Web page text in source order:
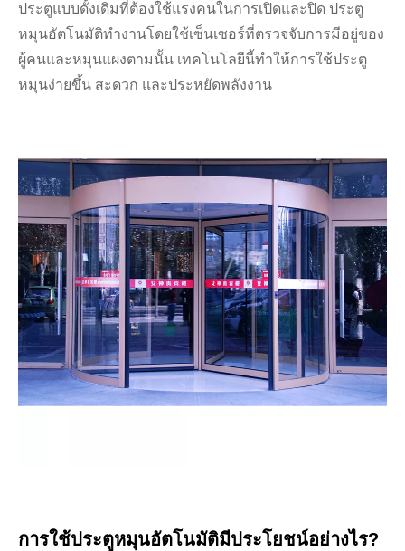
ประตูแบบดั้งเดิมที่ต้องใช้แรงคนในการเปิดและปิด ประตู
หมุนอัตโนมัติทำงานโดยใช้เซ็นเซอร์ที่ตรวจจับการมีอยู่ของ
ผู้คนและหมุนแผงตามนั้น เทคโนโลยีนี้ทำให้การใช้ประตู
หมุนง่ายขึ้น สะดวก และประหยัดพลังงาน
การใช้ประตูหมุนอัตโนมัติมีประโยชน์อย่างไร?